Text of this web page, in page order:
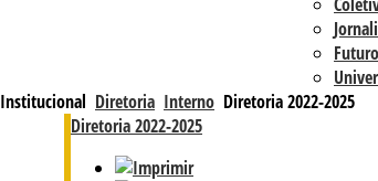
Institucional Diretoria Interno Diretoria 2022-2025
Diretoria 2022-2025